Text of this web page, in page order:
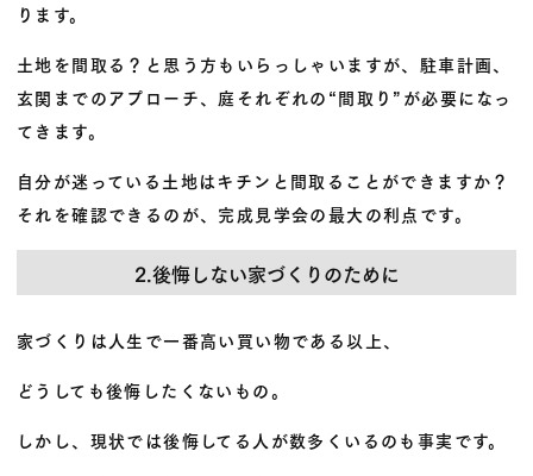
ります。
土地を間取る？と思う方もいらっしゃいますが、駐車計画、
玄関までのアプローチ、庭それぞれの“間取り ”が必要になっ
てきます。
自分が迷っている土地はキチンと間取ることができますか？
それを確認できるのが、完成見学会の最大の利点です。
2.後悔しない家づくりのために
家づくりは人生で一番高い買い物である以上、
どうしても後悔したくないもの。
しかし、現状では後悔してる人が数多くいるのも事実です。